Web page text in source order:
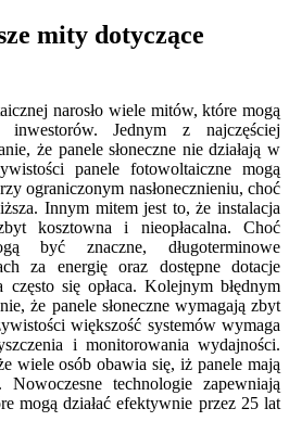
mity dotyczące
narosło wiele mitów, które mogą
inwestorów. Jednym z najczęściej
że panele słoneczne nie działają w
panele fotowoltaiczne mogą
ograniczonym nasłonecznieniu, choć
Innym mitem jest to, że instalacja
kosztowna i nieopłacalna. Choć
być znaczne, długoterminowe
za energię oraz dostępne dotacje
się opłaca. Kolejnym błędnym
że panele słoneczne wymagają zbyt
większość systemów wymaga
i monitorowania wydajności.
wiele osób obawia się, iż panele mają
technologie zapewniają
mogą działać efektywnie przez 25 lat